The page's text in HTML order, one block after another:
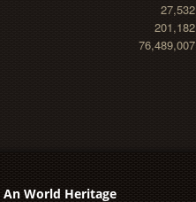
27,532
201,182
76,489,007
World Heritage